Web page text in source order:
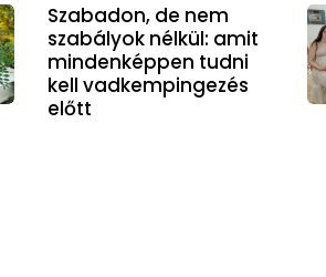
Szabadon, de nem
szabályok nélkül: amit
mindenképpen tudni
kell vadkempingezés
előtt